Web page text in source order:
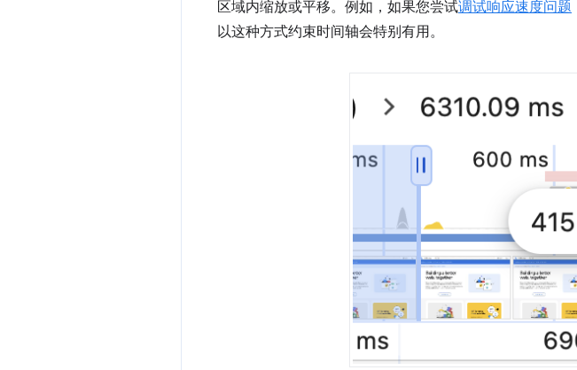
区域内缩放或平移。例如，如果您尝试调试响应速度问题
以这种方式约束时间轴会特别有用。